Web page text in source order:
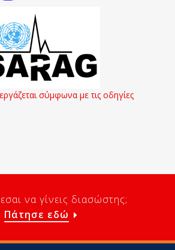
σύμφωνα με τις οδηγίες
να γίνεις διασώστης;
Πάτησε εδώ